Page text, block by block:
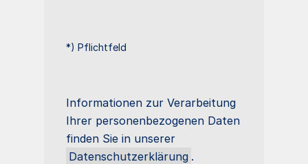
*) Pflichtfeld
Informationen zur Verarbeitung
Ihrer personenbezogenen Daten
finden Sie in unserer
Datenschutzerklärung .